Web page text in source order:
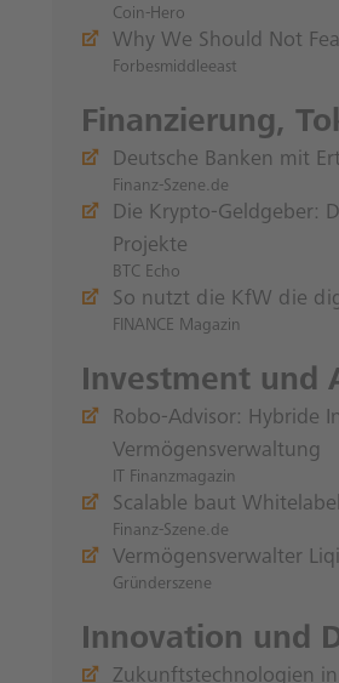
Coin-Hero
Why We Should Not
Forbesmiddleeast
Finanzierung,
Deutsche Banken mit
Finanz-Szene.de
Die Krypto-Geldgeber:
Projekte
BTC Echo
So nutzt die KfW die
FINANCE Magazin
Investment und
Robo-Advisor: Hybride
Vermögensverwaltung
IT Finanzmagazin
Scalable baut
Finanz-Szene.de
Vermögensverwalter
Gründerszene
Innovation und
Zukunftstechnologien